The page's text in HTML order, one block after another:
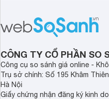
CÔNG TY CỔ PHẦN SO
Công cụ so sánh giá online -
Trụ sở chính: Số 195 Khâm
Hà Nội
Giấy chứng nhận đăng ký kinh